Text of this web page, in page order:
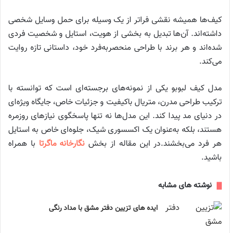
کیف‌ها همیشه نقشی فراتر از یک وسیله برای حمل وسایل شخصی
داشته‌اند. آن‌ها تبدیل به بخشی از هویت، استایل و شخصیت فردی
شده‌اند و هر برند با طراحی منحصربه‌فرد خود، داستانی تازه روایت
می‌کند.
مدل کیف لبوبو یکی از نمونه‌های برجسته‌ای است که توانسته با
ترکیب طراحی مدرن، متریال باکیفیت و جزئیات خاص، جایگاه ویژه‌ای
در دنیای مد پیدا کند. این مدل‌ها نه تنها پاسخگوی نیازهای روزمره
هستند، بلکه به‌عنوان یک اکسسوری شیک، جلوه‌ای خاص به استایل
هر فرد می‌بخشند.در این مقاله از بخش نگارخانه ماگرتا با همراه
باشید.
نوشته های مشابه
ایده های تزیین دفتر مشق با مداد رنگی